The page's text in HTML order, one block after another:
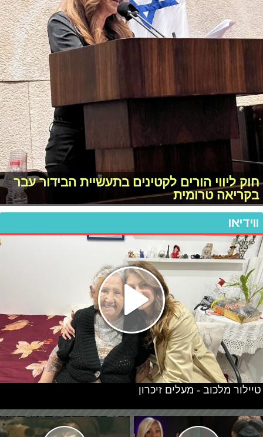
חוק ליווי הורים לקטינים בתעשיית הבידור עבר
בקריאה טרומית
ווידיאו
טיילור מלכוב - מעלים זיכרון